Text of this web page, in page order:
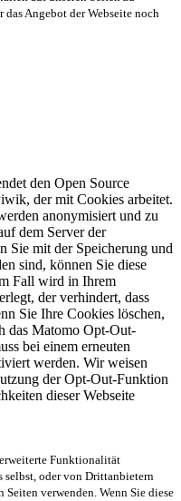
Angebot der Webseite noch
den Open Source
der mit Cookies arbeitet.
anonymisiert und zu
dem Server der
Sie mit der Speicherung und
sind, können Sie diese
Fall wird in Ihrem
der verhindert, dass
Sie Ihre Cookies löschen,
das Matomo Opt-Out-
bei einem erneuten
werden. Wir weisen
der Opt-Out-Funktion
dieser Webseite
Funktionalität
oder von Drittanbietern
Seiten verwenden. Wenn Sie diese